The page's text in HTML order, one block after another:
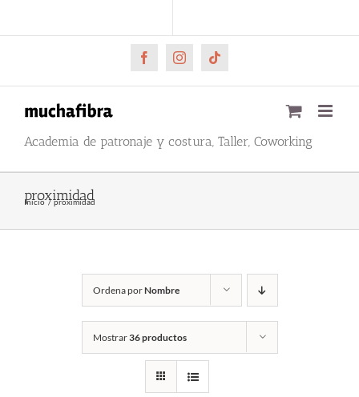
al
FacebookInstagramTiktok
Academia de patronaje y costura, Taller, Coworking
proximidad
Inicio proximidad
Ordena porNombre
Mostrar36 productos